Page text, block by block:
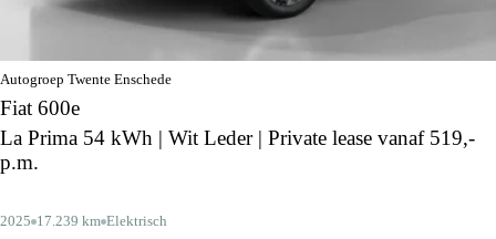
Autogroep Twente Enschede
Fiat 600e
La Prima 54 kWh | Wit Leder | Private lease vanaf 519,-
p.m.
2025 17.239 km Elektrisch